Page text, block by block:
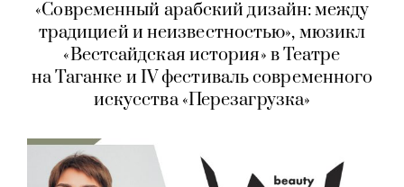
«Современный арабский дизайн: между
традицией и неизвестностью», мюзикл
«Вестсайдская история» в Театре
на Таганке и IV фестиваль современного
искусства «Перезагрузка»